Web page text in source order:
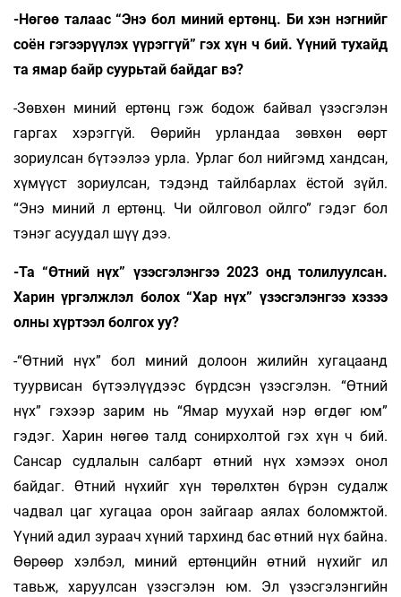
-Нөгөө талаас “Энэ бол миний ертөнц. Би хэн нэгнийг
соён гэгээрүүлэх үүрэггүй” гэх хүн ч бий. Үүний тухайд
та ямар байр суурьтай байдаг вэ?
-Зөвхөн миний ертөнц гэж бодож байвал үзэсгэлэн
гаргах хэрэггүй. Өөрийн урландаа зөвхөн өөрт
зориулсан бүтээлээ урла. Урлаг бол нийгэмд хандсан,
хүмүүст зориулсан, тэдэнд тайлбарлах ёстой зүйл.
“Энэ миний л ертөнц. Чи ойлговол ойлго” гэдэг бол
тэнэг асуудал шүү дээ.
-Та “Өтний нүх” үзэсгэлэнгээ 2023 онд толилуулсан.
Харин үргэлжлэл болох “Хар нүх” үзэсгэлэнгээ хэзээ
олны хүртээл болгох уу?
-“Өтний нүх” бол миний долоон жилийн хугацаанд
туурвисан бүтээлүүдээс бүрдсэн үзэсгэлэн. “Өтний
нүх” гэхээр зарим нь “Ямар муухай нэр өгдөг юм”
гэдэг. Харин нөгөө талд сонирхолтой гэх хүн ч бий.
Сансар судлалын салбарт өтний нүх хэмээх онол
байдаг. Өтний нүхийг хүн төрөлхтөн бүрэн судалж
чадвал цаг хугацаа орон зайгаар аялах боломжтой.
Үүний адил зураач хүний тархинд бас өтний нүх байна.
Өөрөөр хэлбэл, миний ертөнцийн өтний нүхийг ил
тавьж, харуулсан үзэсгэлэн юм. Эл үзэсгэлэнгийн